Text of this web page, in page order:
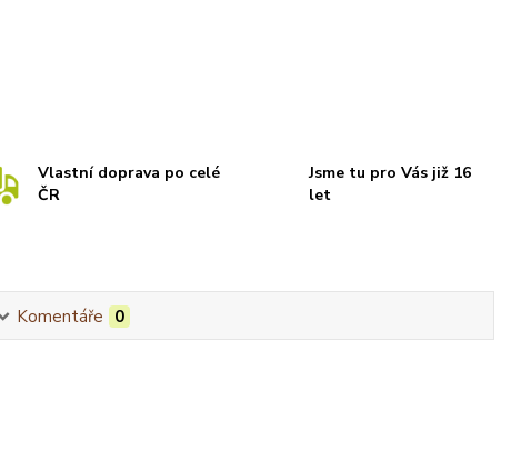
Vlastní doprava po celé
ČR
Jsme tu pro Vás již 16
let
Komentáře 0